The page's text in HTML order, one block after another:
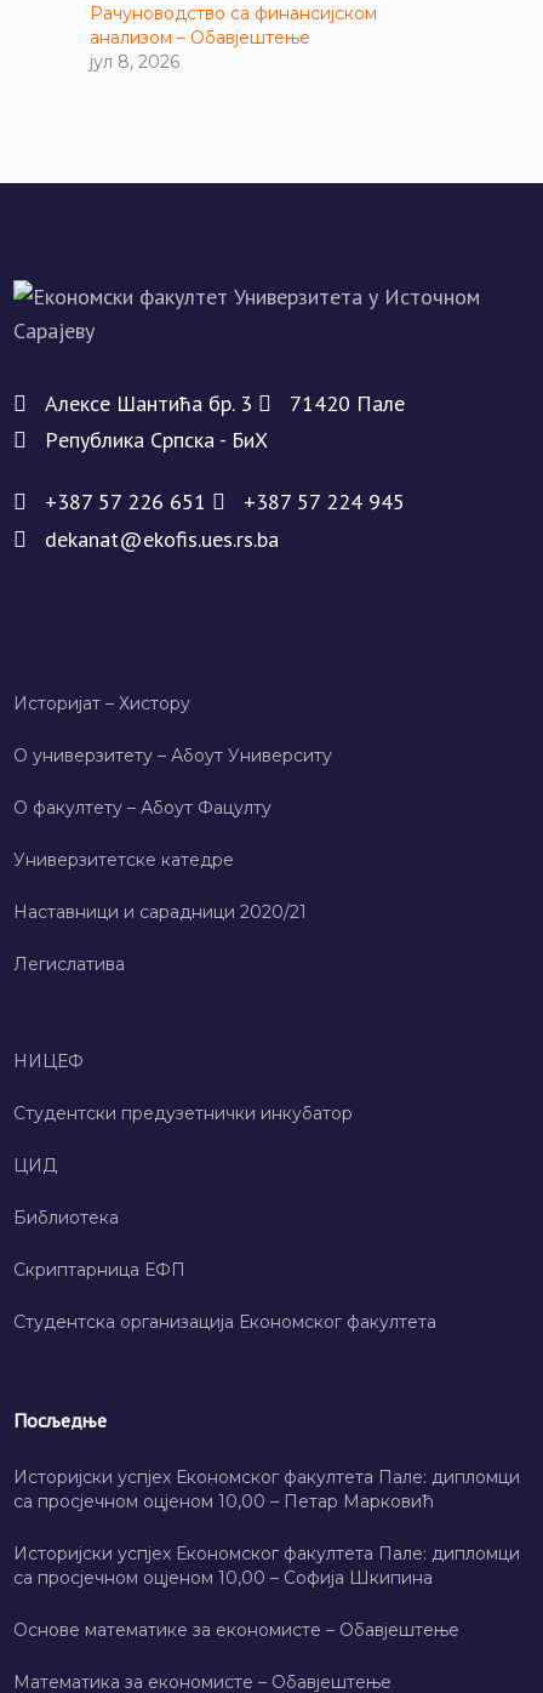
Рачуноводство са финансијском
анализом – Обавјештење
јул 8, 2026
Алeксe Шантића бр. 3
71420 Палe
Рeпублика Српска - БиХ
+387 57 226 651
+387 57 224 945
dekanat@ekofis.ues.rs.ba
Историјат – Хисторy
О универзитету – Абоут Университy
О факултету – Абоут Фацултy
Универзитетске катедре
Наставници и сарадници 2020/21
Легислатива
НИЦЕФ
Студентски предузетнички инкубатор
ЦИД
Библиотека
Скриптарница ЕФП
Студентска организација Економског факултета
Посљедње
Историјски успјех Економског факултета Пале: дипломци
са просјечном оцјеном 10,00 – Петар Марковић
Историјски успјех Економског факултета Пале: дипломци
са просјечном оцјеном 10,00 – Софија Шкипина
Основе математике за економисте – Обавјештење
Математика за економисте – Обавјештење